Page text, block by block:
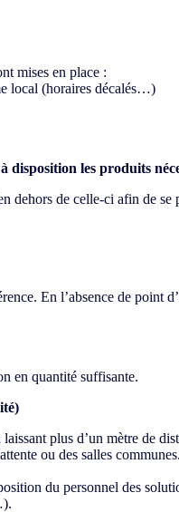
mises en place :
local (horaires décalés…)
disposition les produits
dehors de celle-ci afin de se
En l’absence de point
en quantité suffisante.
plus d’un mètre de
ou des salles communes.
du personnel des